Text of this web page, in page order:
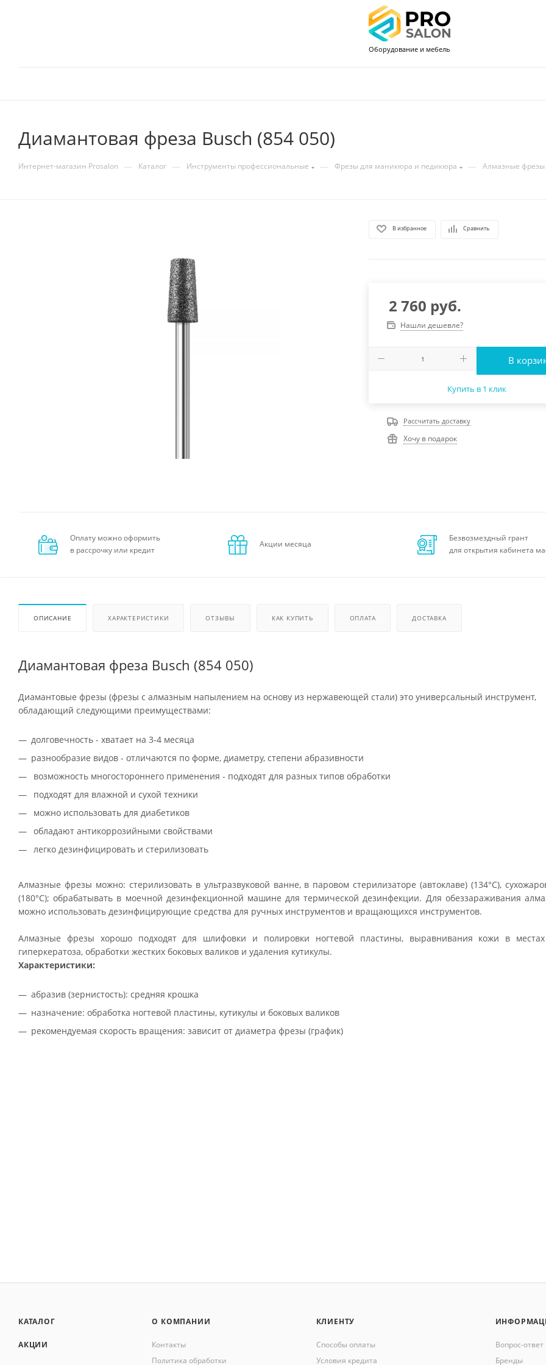
Оборудование и мебель
Диамантовая фреза Busch (854 050)
Интернет-магазин Prosalon — Каталог — Инструменты профессиональные — Фрезы для маникюра и педикюра — Алмазные фрезы
В избранное Сравнить
2 760 руб.
Нашли дешевле?
В
Купить в 1 клик
Рассчитать доставку
Хочу в подарок
Оплату можно оформить
в рассрочку или кредит
Акции месяца
Безвозмездный грант
для открытия кабинета
ОПИСАНИЕ ХАРАКТЕРИСТИКИ ОТЗЫВЫ КАК КУПИТЬ ОПЛАТА ДОСТАВКА
Диамантовая фреза Busch (854 050)
Диамантовые фрезы (фрезы с алмазным напылением на основу из нержавеющей стали) это универсальный инструмент,
обладающий следующими преимуществами:
долговечность - хватает на 3-4 месяца
разнообразие видов - отличаются по форме, диаметру, степени абразивности
возможность многостороннего применения - подходят для разных типов обработки
подходят для влажной и сухой техники
можно использовать для диабетиков
обладают антикоррозийными свойствами
легко дезинфицировать и стерилизовать
Алмазные фрезы можно: стерилизовать в ультразвуковой ванне, в паровом стерилизаторе (автоклаве) (134°С),
(180°С); обрабатывать в моечной дезинфекционной машине для термической дезинфекции. Для обеззараживания
можно использовать дезинфицирующие средства для ручных инструментов и вращающихся инструментов.
Алмазные фрезы хорошо подходят для шлифовки и полировки ногтевой пластины, выравнивания кожи в местах
гиперкератоза, обработки жестких боковых валиков и удаления кутикулы.
Характеристики:
абразив (зернистость): средняя крошка
назначение: обработка ногтевой пластины, кутикулы и боковых валиков
рекомендуемая скорость вращения: зависит от диаметра фрезы (график)
КАТАЛОГ
АКЦИИ
О КОМПАНИИ
Контакты
Политика обработки
КЛИЕНТУ
Способы оплаты
Условия кредита
Вопрос-ответ
Бренды